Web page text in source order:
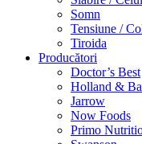
Somn
Tensiune /
Tiroida
Producători
Doctor’s Best
Holland &
Jarrow
Now Foods
Primo